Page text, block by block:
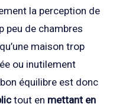
la perception de
peu de chambres
maison trop
ou inutilement
équilibre est donc
tout en mettant en